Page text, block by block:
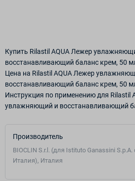
Купить Rilastil AQUA Лежер
восстанавливающий баланс крем, 50
Цена на Rilastil AQUA Лежер
восстанавливающий баланс крем, 50
Инструкция по применению для Rilastil
увлажняющий и восстанавливающий
Производитель
BIOCLIN S.r.l. (для Istituto Ganassini
Италия), Италия